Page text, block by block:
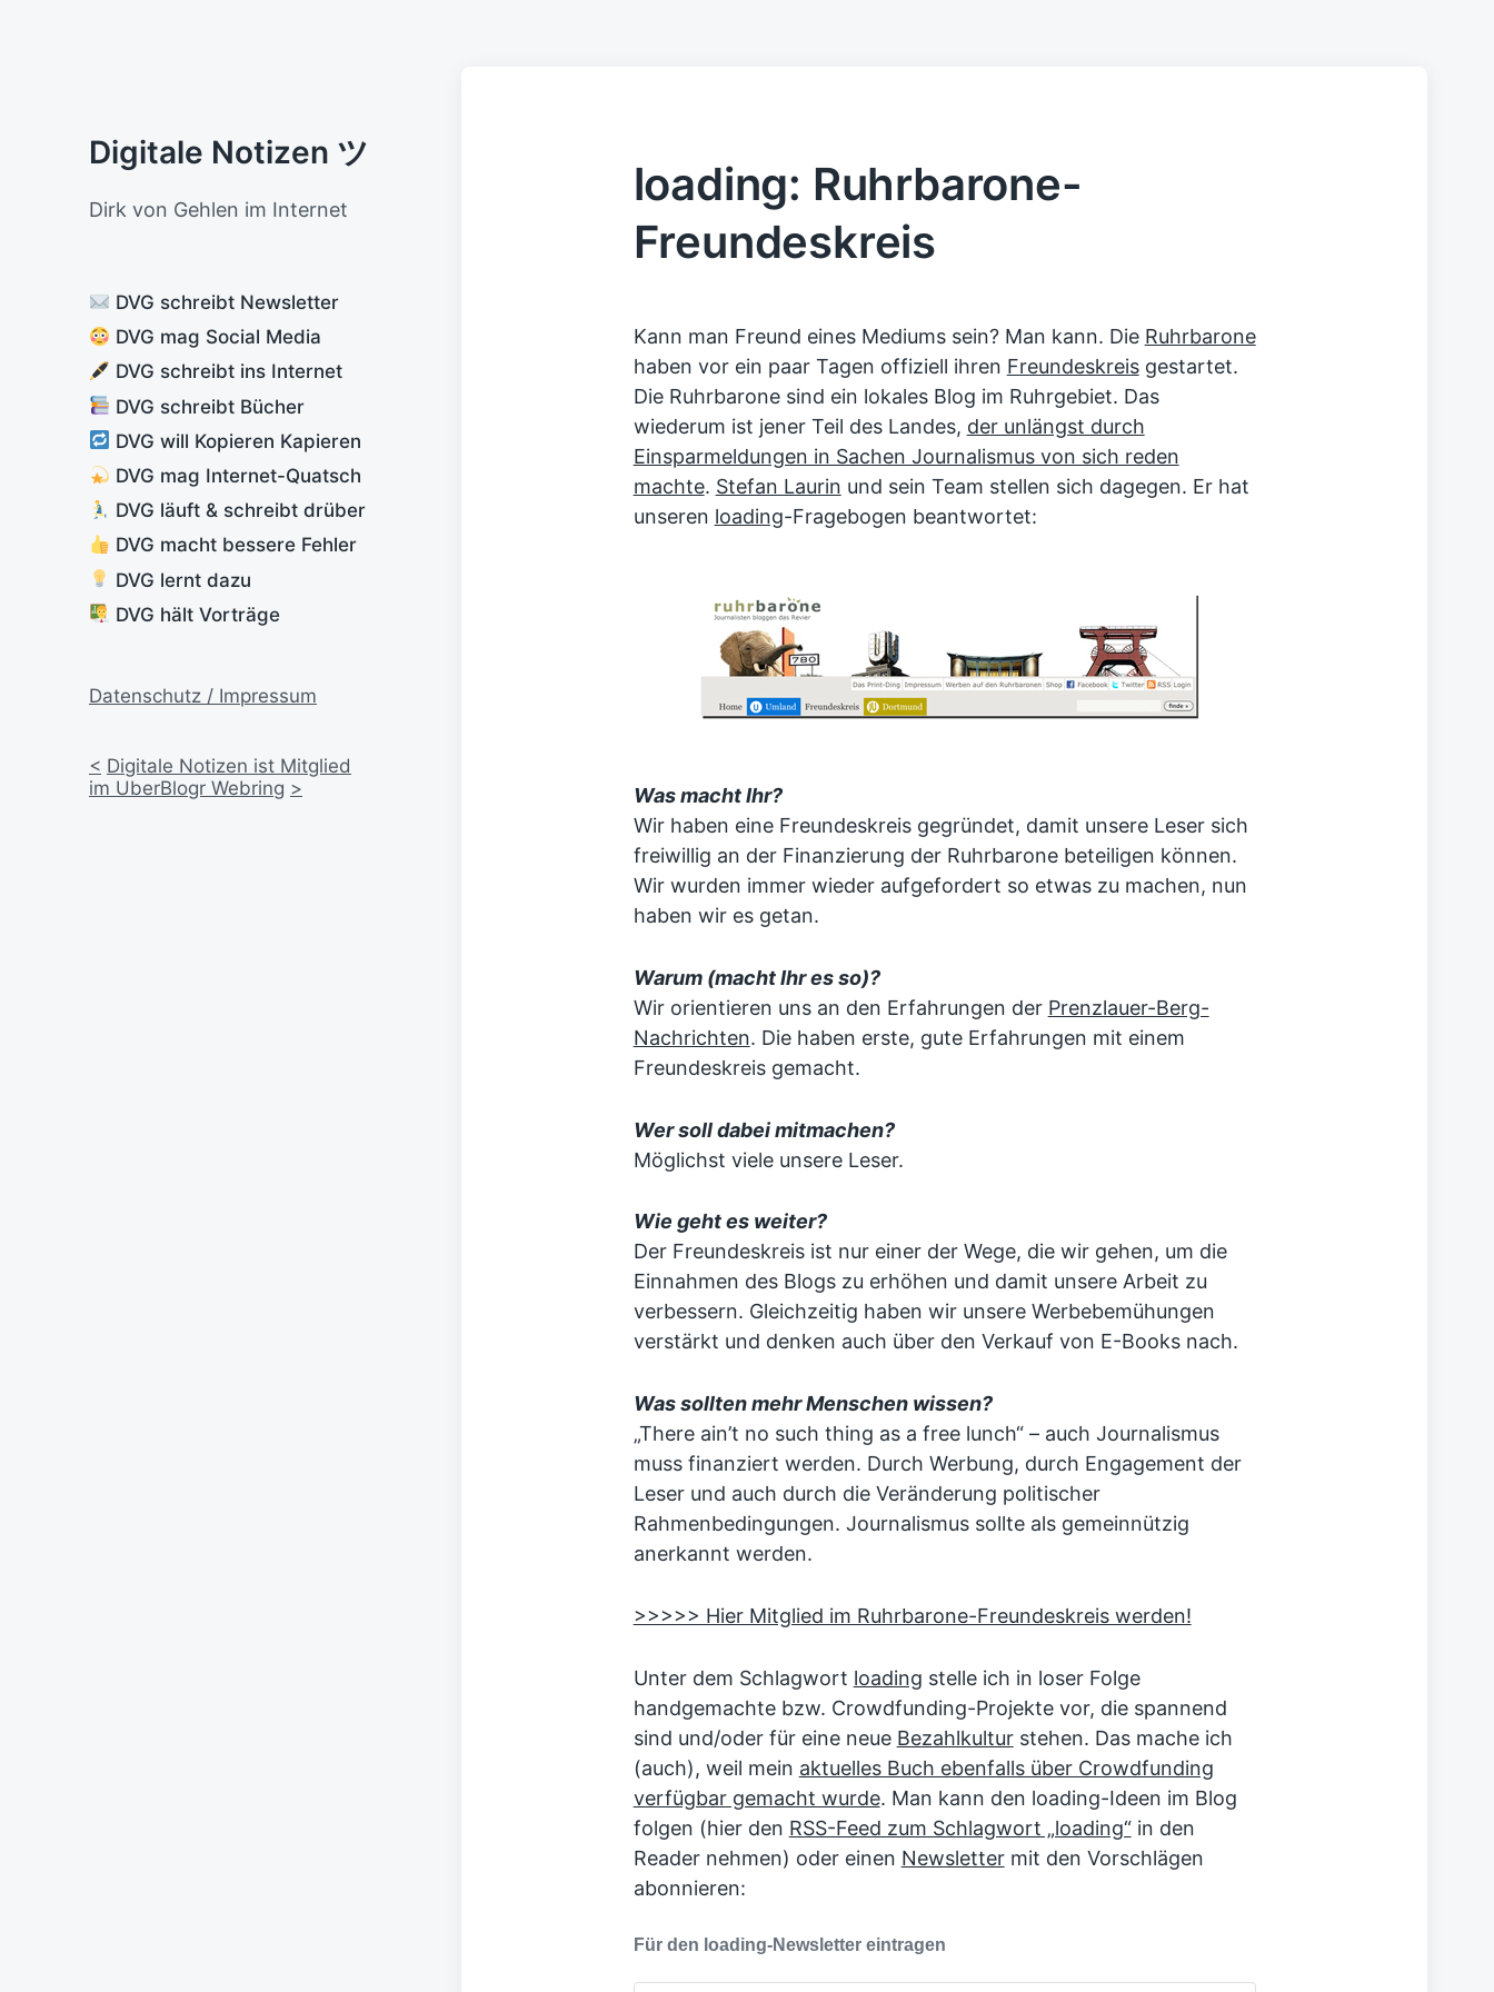
Digitale Notizen ツ
Dirk von Gehlen im Internet
DVG schreibt Newsletter
DVG mag Social Media
DVG schreibt ins Internet
DVG schreibt Bücher
DVG will Kopieren Kapieren
DVG mag Internet-Quatsch
DVG läuft & schreibt drüber
DVG macht bessere Fehler
DVG lernt dazu
DVG hält Vorträge
Datenschutz / Impressum
< Digitale Notizen ist Mitglied
im UberBlogr Webring >
loading: Ruhrbarone-
Freundeskreis
Kann man Freund eines Mediums sein? Man kann. Die Ruhrbarone
haben vor ein paar Tagen offiziell ihren Freundeskreisgestartet.
Die Ruhrbarone sind ein lokales Blog im Ruhrgebiet. Das
wiederum ist jener Teil des Landes, der unlängst durch
Einsparmeldungen in Sachen Journalismus von sich reden
machte. Stefan Laurin und sein Team stellen sich dagegen. Er hat
unseren loading-Fragebogen beantwortet:
Was macht Ihr?
Wir haben eine Freundeskreis gegründet, damit unsere Leser sich
freiwillig an der Finanzierung der Ruhrbarone beteiligen können.
Wir wurden immer wieder aufgefordert so etwas zu machen, nun
haben wir es getan.
Warum (macht Ihr es so)?
Wir orientieren uns an den Erfahrungen der Prenzlauer-Berg-
Nachrichten. Die haben erste, gute Erfahrungen mit einem
Freundeskreis gemacht.
Wer soll dabei mitmachen?
Möglichst viele unsere Leser.
Wie geht es weiter?
Der Freundeskreis ist nur einer der Wege, die wir gehen, um die
Einnahmen des Blogs zu erhöhen und damit unsere Arbeit zu
verbessern. Gleichzeitig haben wir unsere Werbebemühungen
verstärkt und denken auch über den Verkauf von E-Books nach.
Was sollten mehr Menschen wissen?
„There ain’t no such thing as a free lunch“ – auch Journalismus
muss finanziert werden. Durch Werbung, durch Engagement der
Leser und auch durch die Veränderung politischer
Rahmenbedingungen. Journalismus sollte als gemeinnützig
anerkannt werden.
>>>>> Hier Mitglied im Ruhrbarone-Freundeskreis werden!
Unter dem Schlagwort loading stelle ich in loser Folge
handgemachte bzw. Crowdfunding-Projekte vor, die spannend
sind und/oder für eine neue Bezahlkulturstehen. Das mache ich
(auch), weil mein aktuelles Buch ebenfalls über Crowdfunding
verfügbar gemacht wurde. Man kann den loading-Ideen im Blog
folgen (hier den RSS-Feed zum Schlagwort „loading“in den
Reader nehmen) oder einen Newslettermit den Vorschlägen
abonnieren:
Für den loading-Newsletter eintragen